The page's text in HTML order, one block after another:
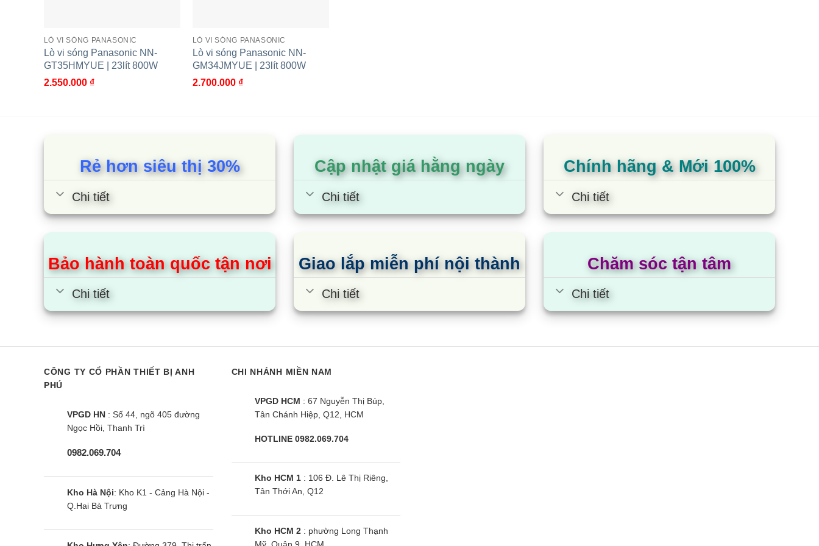
LÒ VI SÓNG PANASONIC
Lò vi sóng Panasonic NN-
GT35HMYUE | 23lít 800W
2.550.000 ₫
LÒ VI SÓNG PANASONIC
Lò vi sóng Panasonic NN-
GM34JMYUE | 23lít 800W
2.700.000 ₫
Rẻ hơn siêu thị 30%
Chi tiết
Cập nhật giá hằng ngày
Chi tiết
Chính hãng & Mới 100%
Chi tiết
Bảo hành toàn quốc tận nơi
Chi tiết
Giao lắp miễn phí nội thành
Chi tiết
Chăm sóc tận tâm
Chi tiết
CÔNG TY CỔ PHẦN THIẾT BỊ ANH
PHÚ
VPGD HN : Số 44, ngõ 405 đường
Ngọc Hồi, Thanh Trì
0982.069.704
Kho Hà Nội: Kho K1 - Cảng Hà Nội -
Q.Hai Bà Trưng
CHI NHÁNH MIỀN NAM
VPGD HCM : 67 Nguyễn Thị Búp,
Tân Chánh Hiệp, Q12, HCM
HOTLINE 0982.069.704
Kho HCM 1: 106 Đ. Lê Thị Riêng,
Tân Thới An, Q12
Kho HCM 2: phường Long Thạnh
Mỹ, Quận 9, HCM